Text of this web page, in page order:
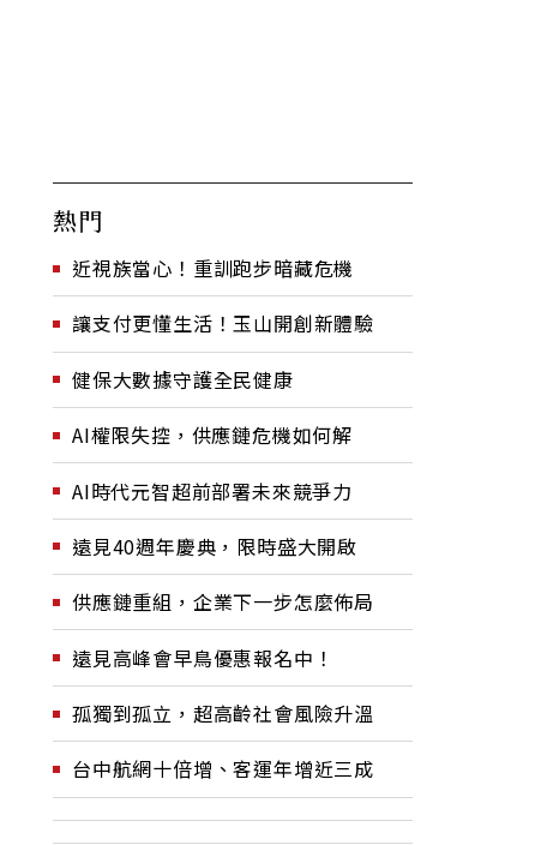
熱門
近視族當心！重訓跑步暗藏危機
讓支付更懂生活！玉山開創新體驗
健保大數據守護全民健康
AI權限失控，供應鏈危機如何解
AI時代元智超前部署未來競爭力
遠見40週年慶典，限時盛大開啟
供應鏈重組，企業下一步怎麼佈局
遠見高峰會早鳥優惠報名中！
孤獨到孤立，超高齡社會風險升溫
台中航網十倍增、客運年增近三成